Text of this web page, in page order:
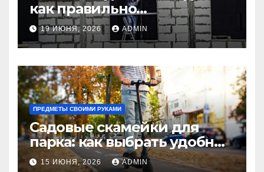
как правильно
использовать в интерьере
комнаты?
19 ИЮНЯ, 2026 ADMIN
ПРЕДМЕТЫ СВОИМИ РУКАМИ
Садовые скамейки для
парка: как выбрать удобные
и долговечные модели
15 ИЮНЯ, 2026 ADMIN